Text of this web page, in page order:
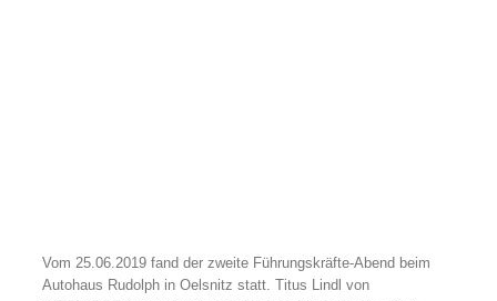
Vom 25.06.2019 fand der zweite Führungskräfte-Abend beim
Autohaus Rudolph in Oelsnitz statt. Titus Lindl von